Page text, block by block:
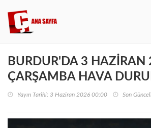
BURDUR'DA 3 HAZİRAN
ÇARŞAMBA HAVA
Yayın Tarihi: 3 Haziran 2026 00:00 Son